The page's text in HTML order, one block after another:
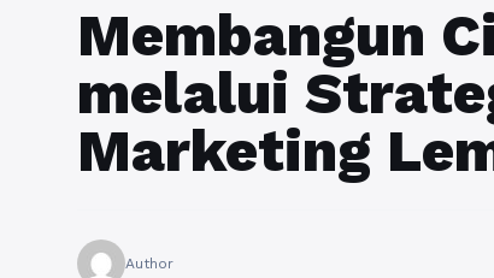
Membangun
melalui
Marketing
Author